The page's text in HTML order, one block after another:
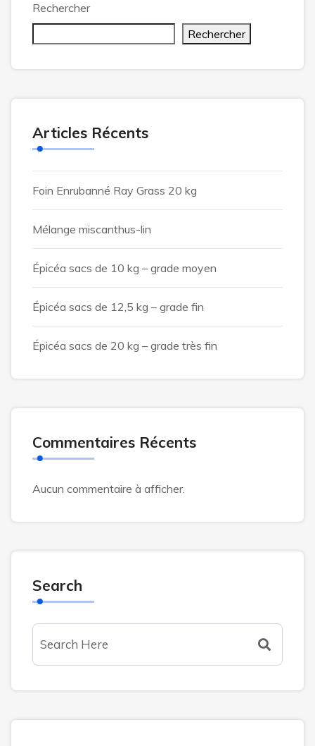
Rechercher
Rechercher
Articles Récents
Foin Enrubanné Ray Grass 20 kg
Mélange miscanthus-lin
Épicéa sacs de 10 kg – grade moyen
Épicéa sacs de 12,5 kg – grade fin
Épicéa sacs de 20 kg – grade très fin
Commentaires Récents
Aucun commentaire à afficher.
Search